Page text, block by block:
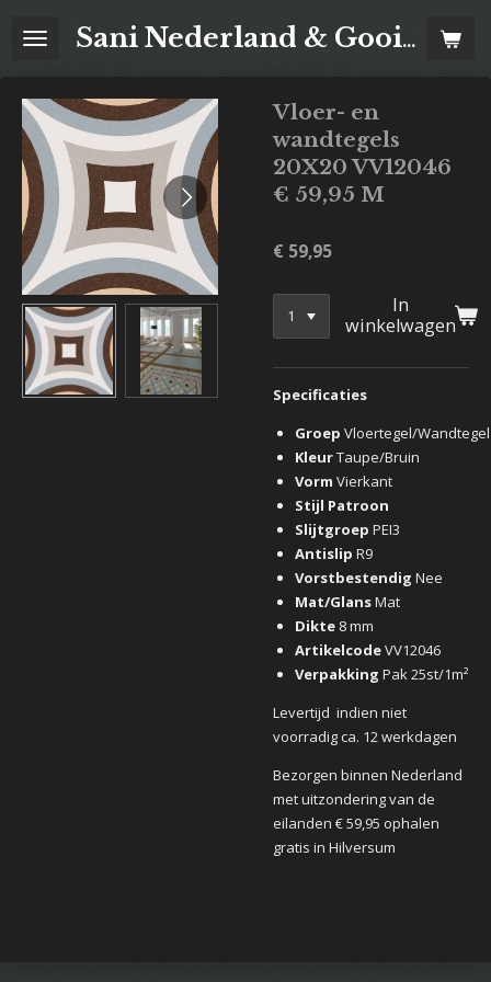
direct
hoofdinhoud
Sani Nederland & Goois Tegelhuis
Vloer- en
wandtegels
20X20 VV12046
€ 59,95 M
€ 59,95
In
winkelwagen
Specificaties
Groep Vloertegel/Wandtegel
KleurTaupe/Bruin
Vorm Vierkant
Stijl Patroon
Slijtgroep PEI3
Antislip R9
Vorstbestendig Nee
Mat/GlansMat
Dikte 8 mm
ArtikelcodeVV12046
Verpakking Pak 25st/1m²
Levertijd indien niet
voorradig ca. 12 werkdagen
Bezorgen binnen Nederland
met uitzondering van de
eilanden € 59,95 ophalen
gratis in Hilversum